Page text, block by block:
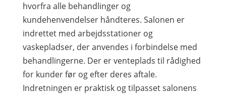
hvorfra alle behandlinger og
kundehenvendelser håndteres. Salonen er
indrettet med arbejdsstationer og
vaskepladser, der anvendes i forbindelse med
behandlingerne. Der er venteplads til rådighed
for kunder før og efter deres aftale.
Indretningen er praktisk og tilpasset salonens